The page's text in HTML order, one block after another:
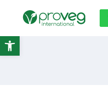
contenido
Abrir